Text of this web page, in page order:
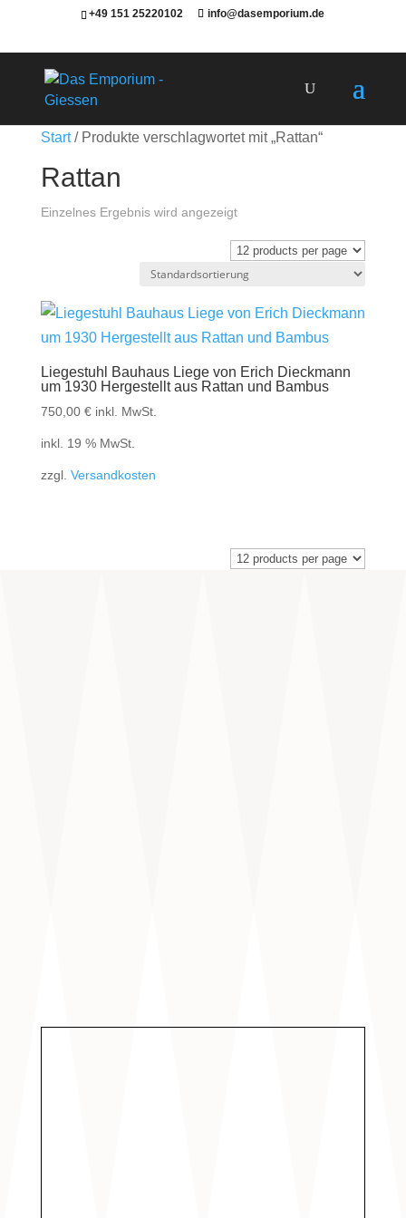
+49 151 25220102 info@dasemporium.de
Start/ Produkte verschlagwortet mit „Rattan“
Rattan
Einzelnes Ergebnis wird angezeigt
Liegestuhl Bauhaus Liege von Erich Dieckmann
um 1930 Hergestellt aus Rattan und Bambus
750,00 € inkl. MwSt.
inkl. 19 % MwSt.
zzgl. Versandkosten